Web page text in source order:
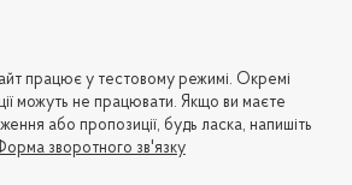
працює у тестовому режимі. Окремі
можуть не працювати. Якщо ви маєте
або пропозиції, будь ласка, напишіть
зворотного зв'язку